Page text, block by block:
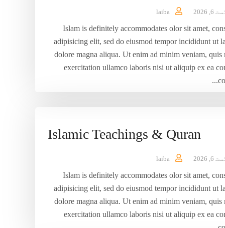
2026
laiba
Islam is definitely accommodates olor sit amet,
adipisicing elit, sed do eiusmod tempor incididunt ut
dolore magna aliqua. Ut enim ad minim veniam, quis
exercitation ullamco laboris nisi ut aliquip ex ea
Islamic Teachings & Quran
2026
laiba
Islam is definitely accommodates olor sit amet,
adipisicing elit, sed do eiusmod tempor incididunt ut
dolore magna aliqua. Ut enim ad minim veniam, quis
exercitation ullamco laboris nisi ut aliquip ex ea